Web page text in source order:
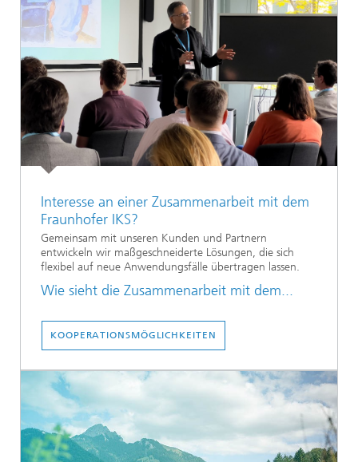
Interesse an einer Zusammenarbeit mit dem
Fraunhofer IKS?
Gemeinsam mit unseren Kunden und Partnern
entwickeln wir maßgeschneiderte Lösungen, die sich
flexibel auf neue Anwendungsfälle übertragen lassen.
Wie sieht die Zusammenarbeit mit dem...
KOOPERATIONSMÖGLICHKEITEN